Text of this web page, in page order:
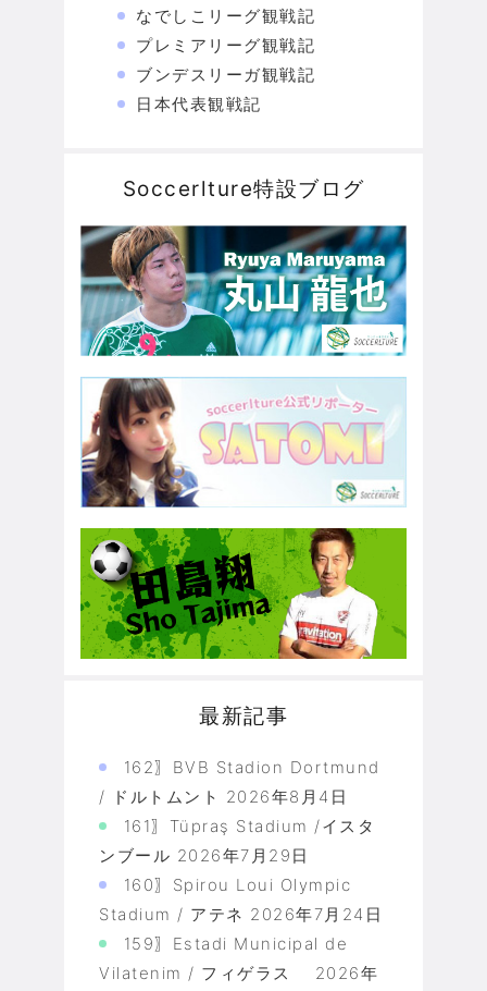
なでしこリーグ観戦記
プレミアリーグ観戦記
ブンデスリーガ観戦記
日本代表観戦記
Soccerlture特設ブログ
最新記事
162〗BVB Stadion Dortmund
/ ドルトムント 2026年8月4日
161〗Tüpraş Stadium /イスタ
ンブール 2026年7月29日
160〗Spirou Loui Olympic
Stadium / アテネ 2026年7月24日
159〗Estadi Municipal de
Vilatenim / フィゲラス
2026年